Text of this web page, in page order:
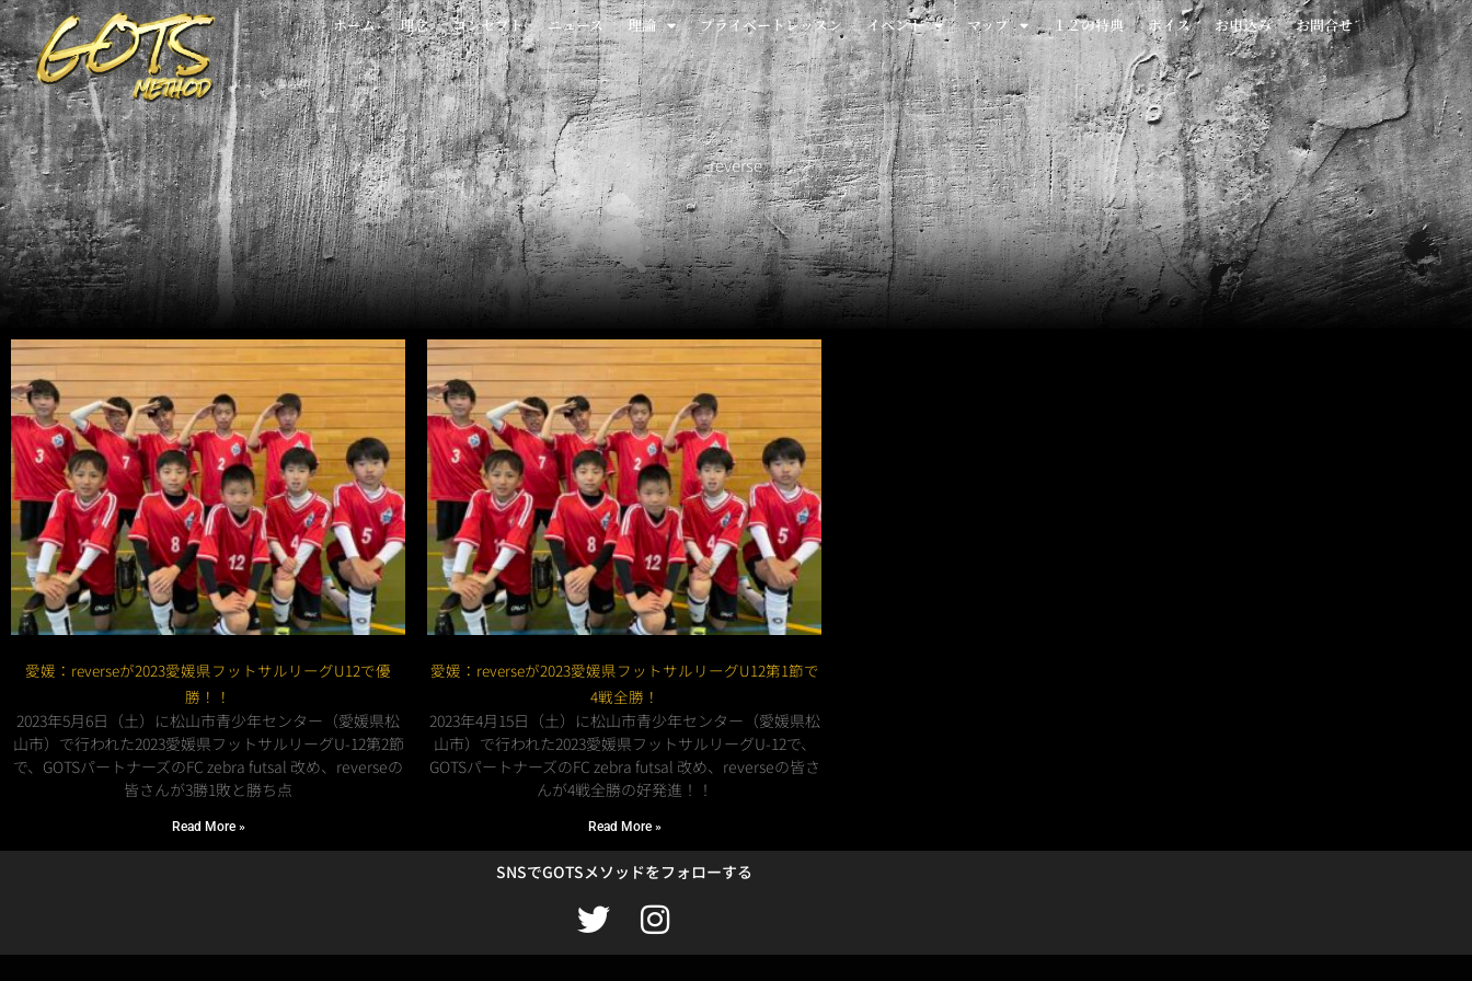
内
容
を
ス
キ
ッ
プ
ホーム 理念 コンセプト ニュース 理論 プライベートレッスン イベント マップ １２の特典 ボイス お申込み お問合せ
reverse
愛媛：reverseが2023愛媛県フットサルリーグU12で優
勝！！
2023年5月6日（土）に松山市青少年センター（愛媛県松
山市）で行われた2023愛媛県フットサルリーグU-12第2節
で、GOTSパートナーズのFC zebra futsal 改め、reverseの
皆さんが3勝1敗と勝ち点
Read More »
愛媛：reverseが2023愛媛県フットサルリーグU12第1節で
4戦全勝！
2023年4月15日（土）に松山市青少年センター（愛媛県松
山市）で行われた2023愛媛県フットサルリーグU-12で、
GOTSパートナーズのFC zebra futsal 改め、reverseの皆さ
んが4戦全勝の好発進！！
Read More »
SNSでGOTSメソッドをフォローする
T
w
I
n